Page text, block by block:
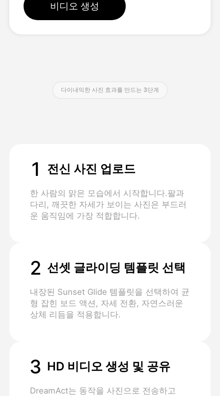
블로그
비디오 생성
다이내믹한 사진 효과를 만드는 3단계
1 전신 사진 업로드
한 사람의 맑은 모습에서 시작합니다.팔과
다리, 깨끗한 자세가 보이는 사진은 부드러
운 움직임에 가장 적합합니다.
2 선셋 글라이딩 템플릿 선택
내장된 Sunset Glide 템플릿을 선택하여 균
형 잡힌 보드 액션, 자세 전환, 자연스러운
상체 리듬을 적용합니다.
3 HD 비디오 생성 및 공유
DreamAct는 동작을 사진으로 전송하고